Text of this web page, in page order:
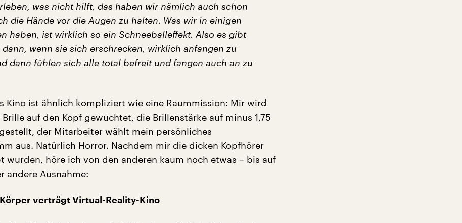
was nicht hilft, das haben wir nämlich auch schon
die Hände vor die Augen zu halten. Was wir in einigen
haben, ist wirklich so ein Schneeballeffekt. Also es gibt
dann, wenn sie sich erschrecken, wirklich anfangen zu
dann fühlen sich alle total befreit und fangen auch an zu
Kino ist ähnlich kompliziert wie eine Raummission: Mir wird
auf den Kopf gewuchtet, die Brillenstärke auf minus 1,75
der Mitarbeiter wählt mein persönliches
aus. Natürlich Horror. Nachdem mir die dicken Kopfhörer
wurden, höre ich von den anderen kaum noch etwas – bis auf
andere Ausnahme:
örper verträgt Virtual-Reality-Kino